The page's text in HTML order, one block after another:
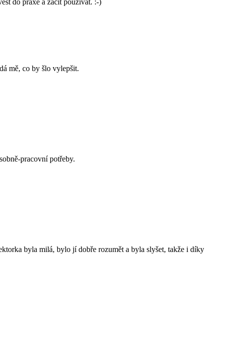
do praxe a začít používat. :-)
mě, co by šlo vylepšit.
pracovní potřeby.
byla milá, bylo jí dobře rozumět a byla slyšet, takže i díky